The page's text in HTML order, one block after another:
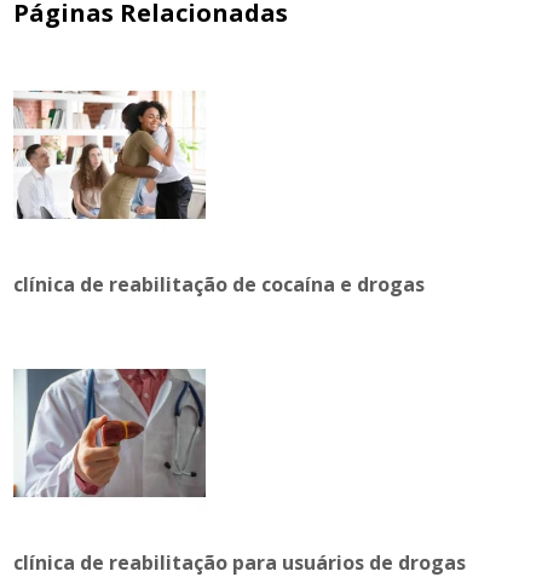
Páginas Relacionadas
clínica de reabilitação de cocaína e drogas
clínica de reabilitação para usuários de drogas